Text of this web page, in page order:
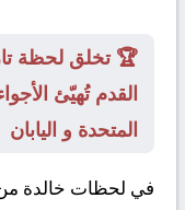
🏆 تخلق لحظة
القدم تُهيّئ
المتحدة و اليابان
في لحظات خالدة من